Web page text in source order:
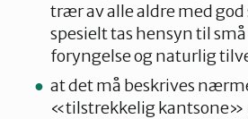
trær av alle aldre med
spesielt tas hensyn til
foryngelse og naturlig
at det må beskrives
«tilstrekkelig kantsone»